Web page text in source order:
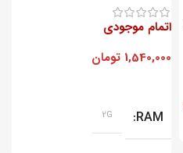
اتمام موجودی
1,540,000 تومان
RAM
2G